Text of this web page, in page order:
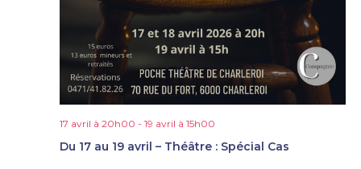
Du 17 au 19 avril – Théâtre : Spécial Cas
17 avril à 20h00 - 19 avril à 15h00